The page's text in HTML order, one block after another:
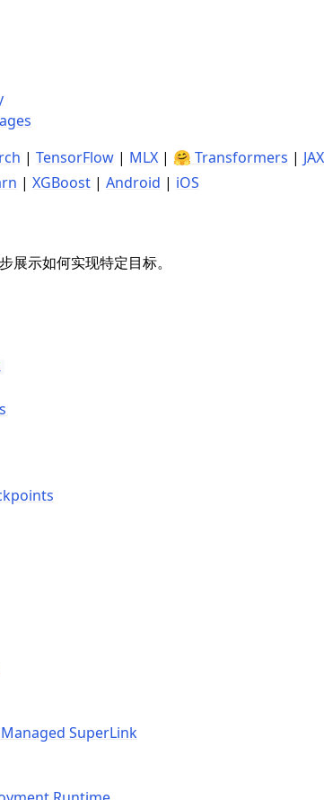
| TensorFlow | MLX | 🤗 Transformers | JAX
| XGBoost | Android | iOS
展示如何实现特定目标。
SuperLink